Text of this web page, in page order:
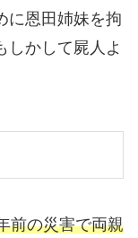
に恩田姉妹を拘
しかして屍人よ
前の災害で両親